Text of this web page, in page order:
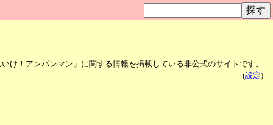
いけ！アンパンマン」に関する情報を掲載している非公式のサイトです。
(設定)